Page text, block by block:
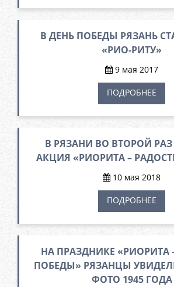
В ДЕНЬ ПОБЕДЫ РЯЗАНЬ
«РИО-РИТУ»
9 мая 2017
ПОДРОБНЕЕ
В РЯЗАНИ ВО ВТОРОЙ
АКЦИЯ «РИОРИТА –
10 мая 2018
ПОДРОБНЕЕ
НА ПРАЗДНИКЕ «РИОРИТА
ПОБЕДЫ» РЯЗАНЦЫ
ФОТО 1945 ГОДА